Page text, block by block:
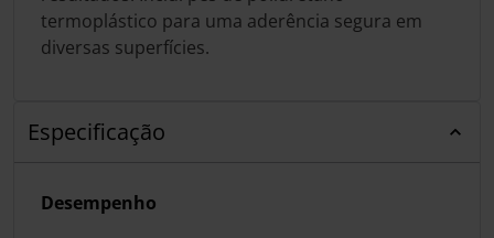
termoplástico para uma aderência segura em
diversas superfícies.
Especificação
Desempenho